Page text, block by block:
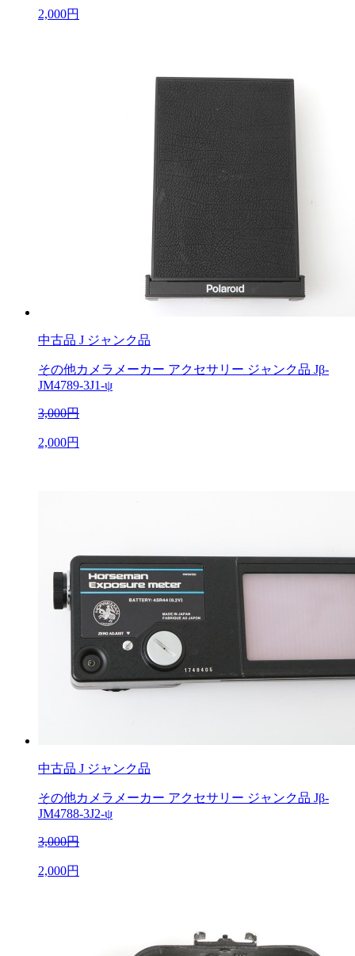
2,000円
中古品 J ジャンク品
その他カメラメーカー アクセサリー ジャンク品 Jβ-
JM4789-3J1-ψ
3,000円
2,000円
中古品 J ジャンク品
その他カメラメーカー アクセサリー ジャンク品 Jβ-
JM4788-3J2-ψ
3,000円
2,000円